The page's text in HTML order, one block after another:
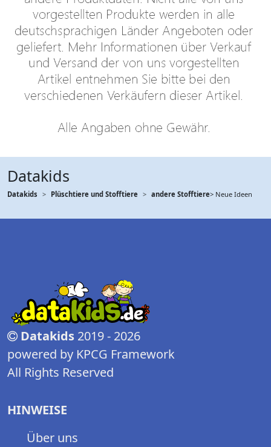
Datakids
Datakids Plüschtiere und Stofftiere andere Stofftiere> Neue Ideen
Datakids 2019 - 2026
powered by KPCG Framework
All Rights Reserved
HINWEISE
Über uns